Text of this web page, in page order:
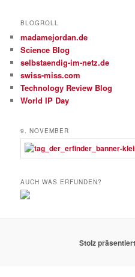
BLOGROLL
madamejordan.de
Science Blog
selbstaendig-im-netz.de
swiss-miss.com
Technology Review Blog
World IP Day
9. NOVEMBER
AUCH WAS ERFUNDEN?
Stolz